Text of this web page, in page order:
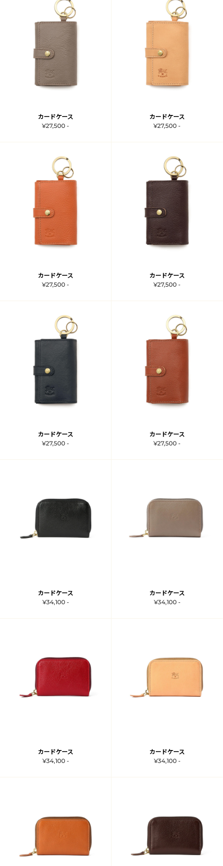
カードケース
¥27,500 -
カードケース
¥27,500 -
カードケース
¥27,500 -
カードケース
¥27,500 -
カードケース
¥27,500 -
カードケース
¥27,500 -
カードケース
¥34,100 -
カードケース
¥34,100 -
カードケース
¥34,100 -
カードケース
¥34,100 -